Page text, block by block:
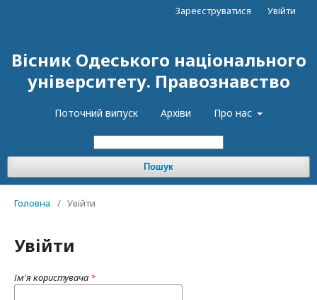
Вісник Одеського національного
університету. Правознавство
Поточний випуск Архіви Про нас
Пошук
Зареєструватися Увійти
Головна / Увійти
Увійти
Ім'я користувача *